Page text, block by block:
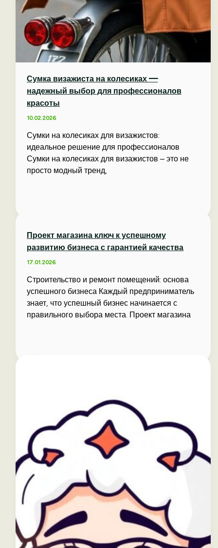
Сумка визажиста на колесиках —
надежный выбор для профессионалов
красоты
10.02.2026
Сумки на колесиках для визажистов:
идеальное решение для профессионалов
Сумки на колесиках для визажистов – это не
просто модный тренд,
Проект магазина ключ к успешному
развитию бизнеса с гарантией качества
17.01.2026
Строительство и ремонт помещений: основа
успешного бизнеса Каждый предприниматель
знает, что успешный бизнес начинается с
правильного выбора места. Проект магазина